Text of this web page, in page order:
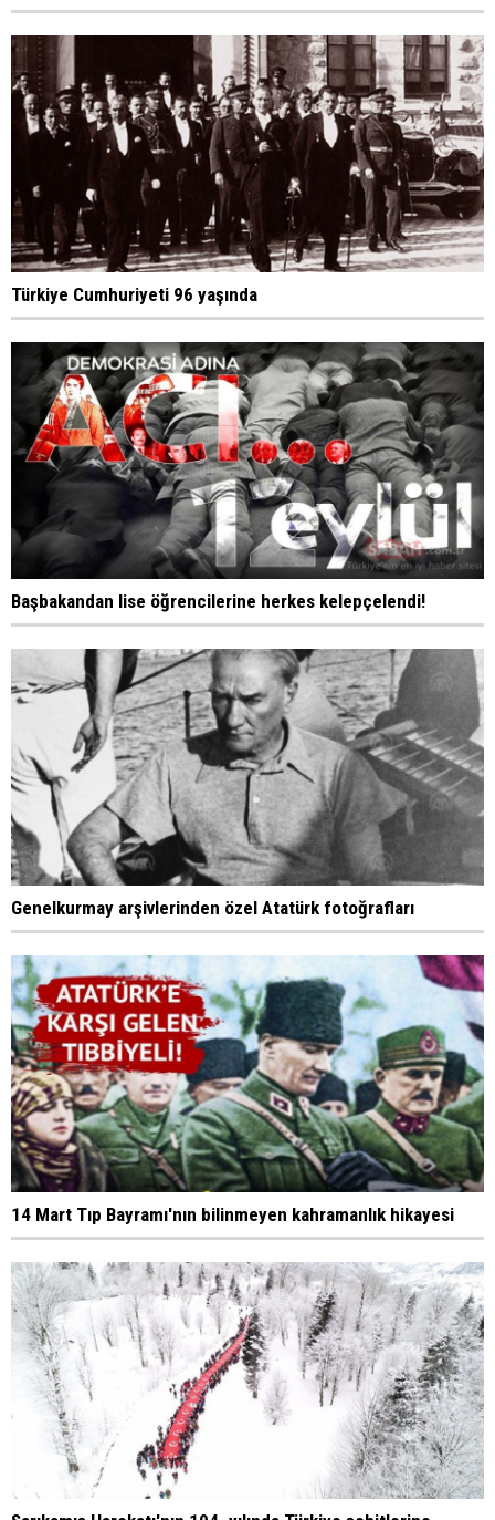
Türkiye Cumhuriyeti 96 yaşında
Başbakandan lise öğrencilerine herkes kelepçelendi!
Genelkurmay arşivlerinden özel Atatürk fotoğrafları
14 Mart Tıp Bayramı'nın bilinmeyen kahramanlık hikayesi